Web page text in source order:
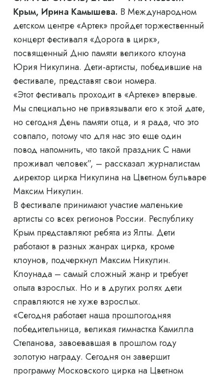
Крым, Ирина Камышева. В Международном
детском центре «Артек» пройдет торжественный
концерт фестиваля «Дорога в цирк»,
посвященный Дню памяти великого клоуна
Юрия Никулина. Дети-артисты, победившие на
фестивале, представят свои номера.
«Этот фестиваль проходит в «Артеке» впервые.
Мы специально не привязывали его к этой дате,
но сегодня День памяти отца, и я рада, что это
совпало, потому что для нас это еще один
повод напомнить, что такой праздник С нами
проживал человек”, – рассказал журналистам
директор цирка Никулина на Цветном бульваре
Максим Никулин.
В фестивале принимают участие маленькие
артисты со всех регионов России. Республику
Крым представляют ребята из Ялты. Дети
работают в разных жанрах цирка, кроме
клоунов, подчеркнул Максим Никулин.
Клоунада – самый сложный жанр и требует
опыта взрослых. Но и в других ролях дети
справляются не хуже взрослых.
«Сегодня работает наша прошлогодняя
победительница, великая гимнастка Камилла
Степанова, завоевавшая в прошлом году
золотую награду. Сегодня он завершит
программу Московского цирка на Цветном